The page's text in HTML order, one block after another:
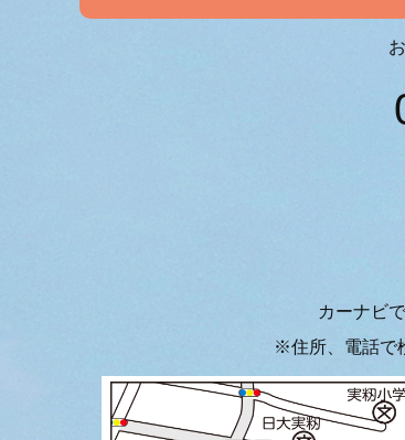
カーナビ
※住所、電話で